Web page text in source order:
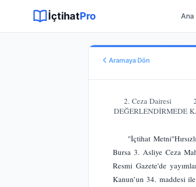
İçtihatPro Ana
Aramaya Dön
2017/4599
Karar No
Karar Sonucu
REDDİNE
Hukuk Alanı
2. Ceza Dairesi
DEĞERLENDİRMEDE
"İçtihat
Bursa 3. Asliye Ceza
Resmi Gazete'de
Kanun’un 34. maddesi